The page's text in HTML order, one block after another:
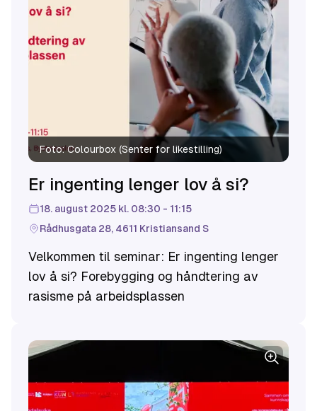
Foto:Colourbox (Senter for likestilling)
Er ingenting lenger lov å si?
18. august 2025 kl. 08:30 - 11:15
Rådhusgata 28, 4611 Kristiansand S
Velkommen til seminar: Er ingenting lenger
lov å si? Forebygging og håndtering av
rasisme på arbeidsplassen